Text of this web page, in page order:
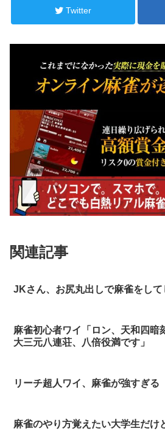
Twitter
関連記事
JKさん、お尻丸出しで麻雀をし
麻雀初心者ワイ「ロン、天和四暗
大三元八連荘、八倍役満です」
リーチ超人ワイ、麻雀が強すぎる
麻雀のやり方覚えたい大学生だけ